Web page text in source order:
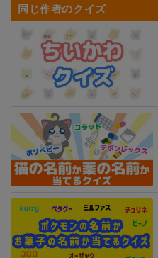
同じ作者のクイズ